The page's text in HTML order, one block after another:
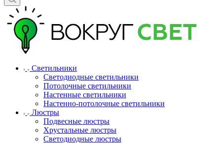
Светильники
Светодиодные светильники
Потолочные светильники
Настенные светильники
Настенно-потолочные светильники
Люстры
Подвесные люстры
Хрустальные люстры
Светодиодные люстры